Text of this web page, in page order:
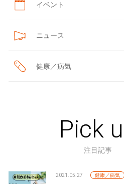
イベント
ニュース
健康／病気
Pick
注目記事
2021.05.27 健康／病気